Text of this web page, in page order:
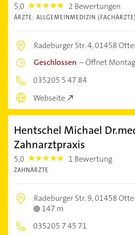
5,0 5.0 2 Bewertungen
ÄRZTE: ALLGEMEINMEDIZIN (FACHÄRZTE)
Radeburger Str. 4,01458
Geschlossen –Öffnet
035205 5 47 84
Webseite
Hentschel Michael
Zahnarztpraxis
5,0 5.0 1 Bewertung
ZAHNÄRZTE
Radeburger Str. 9,01458
147 m
035205 7 45 71